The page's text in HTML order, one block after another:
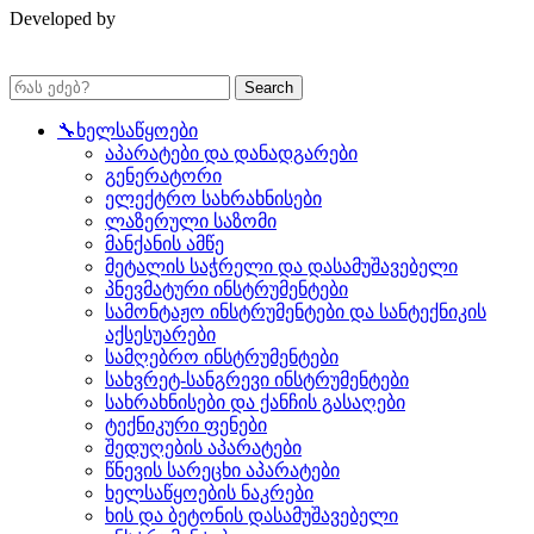
Developed by
Search
🔧ხელსაწყოები
აპარატები და დანადგარები
გენერატორი
ელექტრო სახრახნისები
ლაზერული საზომი
მანქანის ამწე
მეტალის საჭრელი და დასამუშავებელი
პნევმატური ინსტრუმენტები
სამონტაჟო ინსტრუმენტები და სანტექნიკის
აქსესუარები
სამღებრო ინსტრუმენტები
სახვრეტ-სანგრევი ინსტრუმენტები
სახრახნისები და ქანჩის გასაღები
ტექნიკური ფენები
შედუღების აპარატები
წნევის სარეცხი აპარატები
ხელსაწყოების ნაკრები
ხის და ბეტონის დასამუშავებელი